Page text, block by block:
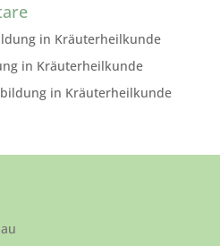
in Kräuterheilkunde
in Kräuterheilkunde
in Kräuterheilkunde